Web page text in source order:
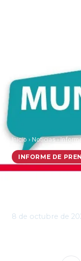
Inicio › Noticias›
INFORME DE
8 de octubre de